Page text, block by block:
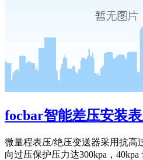
focbar智能差压安装
微量程表压/绝压变送器采用抗高
向过压保护压力达300kpa，